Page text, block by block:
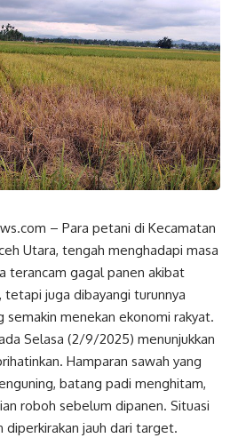
– Para petani di Kecamatan
Utara, tengah menghadapi masa
terancam gagal panen akibat
juga dibayangi turunnya
semakin menekan ekonomi rakyat.
Selasa (2/9/2025) menunjukkan
Hamparan sawah yang
batang padi menghitam,
roboh sebelum dipanen. Situasi
diperkirakan jauh dari target.